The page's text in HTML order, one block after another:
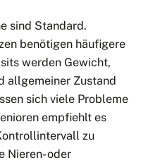
sind Standard.
benötigen häufigere
werden Gewicht,
allgemeiner Zustand
sich viele Probleme
empfiehlt es
zu
Nieren- oder